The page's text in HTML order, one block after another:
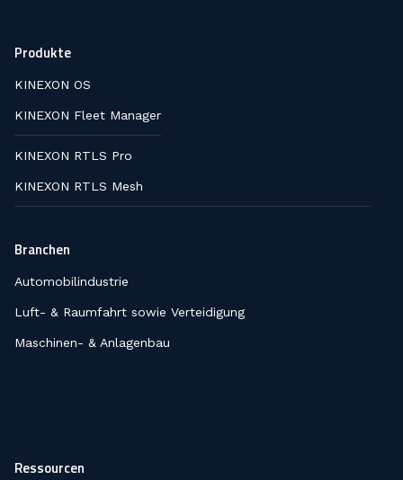
Produkte
KINEXON OS
KINEXON Fleet Manager
KINEXON RTLS Pro
KINEXON RTLS Mesh
Branchen
Automobilindustrie
Luft- & Raumfahrt sowie Verteidigung
Maschinen- & Anlagenbau
Ressourcen